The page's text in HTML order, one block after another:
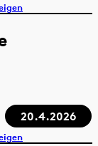
20.4.2026